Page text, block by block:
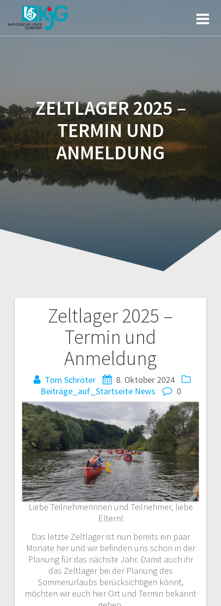
ZELTLAGER 2025 –
TERMIN UND
ANMELDUNG
Zeltlager 2025 –
Termin und
Anmeldung
Tom Schröter
8. Oktober 2024
Beiträge_auf_Startseite News 0
Liebe Teilnehmerinnen und Teilnehmer, liebe
Eltern!
Das letzte Zeltlager ist nun bereits ein paar
Monate her und wir befinden uns schon in der
Planung für das nächste Jahr. Damit auch ihr
das Zeltlager bei der Planung des
Sommerurlaubs berücksichtigen könnt,
möchten wir euch hier Ort und Termin bekannt
Beitragsnavigation